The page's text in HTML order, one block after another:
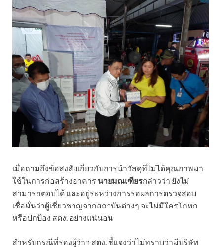
เมื่อถามถึงข้อสงสัยเกี่ยวกับการนำวัสดุที่ไม่ได้คุณภาพมา
ใช้ในการก่อสร้างอาคาร นายมณเฑียรกล่าวว่า ยังไม่
สามารถตอบได้ และอยู่ระหว่างการรอผลการตรวจสอบ
เชื่อมั่นว่าผู้เชี่ยวชาญจากสถาบันต่างๆ จะไม่มีใครโกหก
หรือปกป้อง สตง. อย่างแน่นอน
สำหรับกรณีที่รองผู้ว่าฯ สตง. ชี้แจงว่าไม่ทราบว่ามีบริษัท